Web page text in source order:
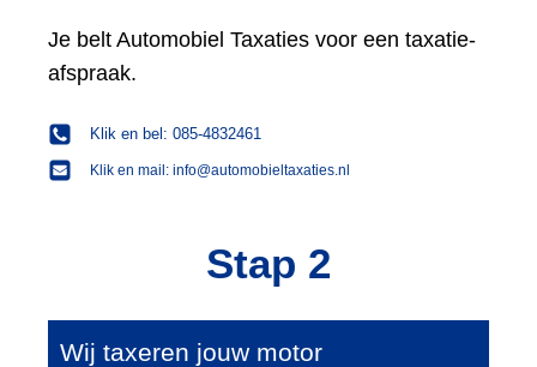
Je belt Automobiel Taxaties voor een taxatie-
afspraak.
Klik en bel: 085-4832461
Klik en mail: info@automobieltaxaties.nl
Stap 2
Wij taxeren jouw motor